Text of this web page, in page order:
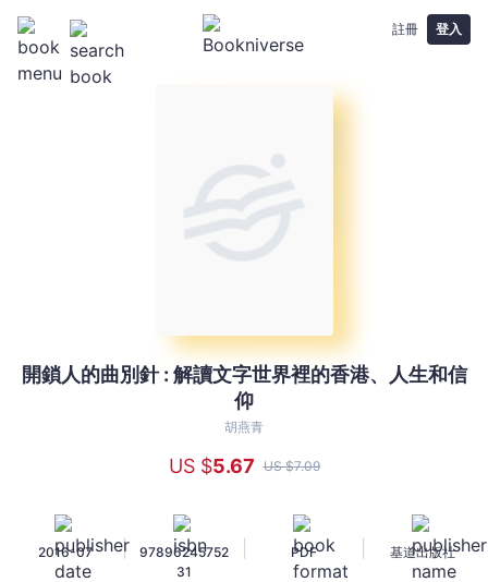
註冊 登入
開
開鎖人的曲別針 : 解讀文字世界裡的香港、人生和信
仰
胡燕青
US $5.67 US $7.09
2016-07 |
97896245752
31
PDF 基道出版社